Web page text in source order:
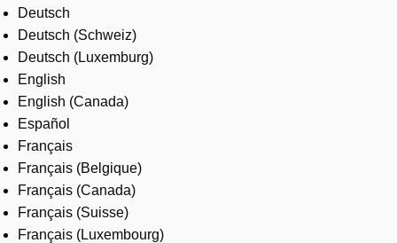
About us
Where to buy
Contact us
Careers
Deutsch
Deutsch (Schweiz)
Deutsch (Luxemburg)
English
English (Canada)
Español
Français
Français (Belgique)
Français (Canada)
Français (Suisse)
Français (Luxembourg)